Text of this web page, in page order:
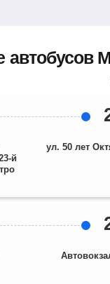
автобусов
й
ул. 50 лет